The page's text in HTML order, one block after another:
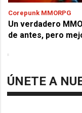
Corepunk MMORPG
Un verdadero
de antes, pero
ÚNETE A